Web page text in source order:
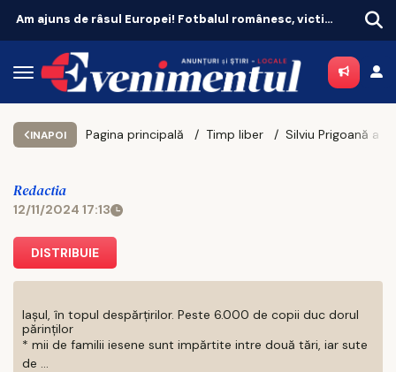
Am ajuns de râsul Europei! Fotbalul românesc, victima propriei aroganțe Remiză cu emoții pentru Universitatea Craiova. CFR Cluij, distrusă în Gruia!
INAPOI Pagina principală Timp liber
Redactia
12/11/2024 17:13
DISTRIBUIE
Iașul, în topul despărțirilor. Peste 6.000 de copii duc dorul
părinților
* mii de familii iesene sunt impărtite intre două tări, iar sute
de ...